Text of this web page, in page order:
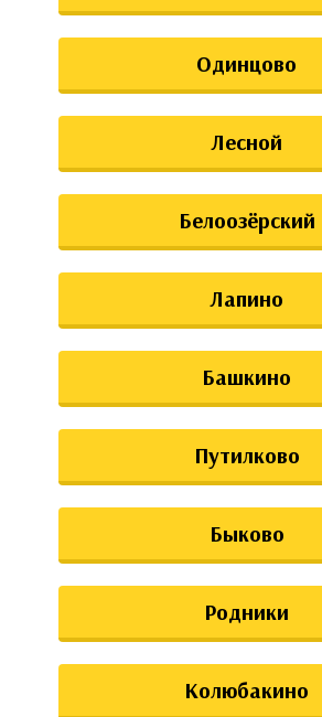
Одинцово
Лесной
Белоозёрский
Лапино
Башкино
Путилково
Быково
Родники
Колюбакино